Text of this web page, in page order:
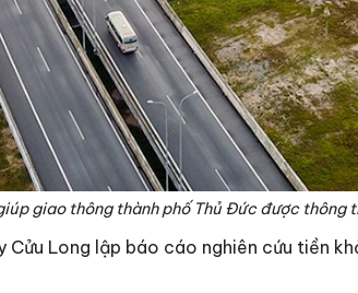
giao thông thành phố Thủ Đức được thông
Long lập báo cáo nghiên cứu tiền